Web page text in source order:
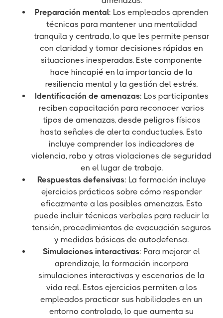
Preparación mental: Los empleados aprenden
técnicas para mantener una mentalidad
tranquila y centrada, lo que les permite pensar
con claridad y tomar decisiones rápidas en
situaciones inesperadas. Este componente
hace hincapié en la importancia de la
resiliencia mental y la gestión del estrés.
Identificación de amenazas: Los participantes
reciben capacitación para reconocer varios
tipos de amenazas, desde peligros físicos
hasta señales de alerta conductuales. Esto
incluye comprender los indicadores de
violencia, robo y otras violaciones de seguridad
en el lugar de trabajo.
Respuestas defensivas: La formación incluye
ejercicios prácticos sobre cómo responder
eficazmente a las posibles amenazas. Esto
puede incluir técnicas verbales para reducir la
tensión, procedimientos de evacuación seguros
y medidas básicas de autodefensa.
Simulaciones interactivas: Para mejorar el
aprendizaje, la formación incorpora
simulaciones interactivas y escenarios de la
vida real. Estos ejercicios permiten a los
empleados practicar sus habilidades en un
entorno controlado, lo que aumenta su